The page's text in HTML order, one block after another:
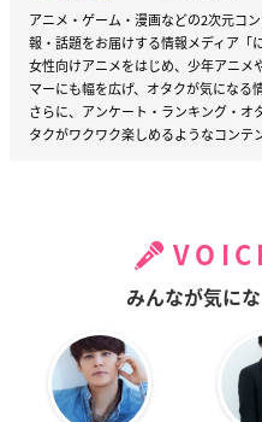
アニメ・ゲーム・漫画などの2次元コ
報・話題をお届けする情報メディア「
女性向けアニメをはじめ、少年アニメ
マーにも幅を広げ、オタクが気になる
さらに、アンケート・ランキング・オ
タクがワクワク楽しめるようなコンテ
みんなが気に